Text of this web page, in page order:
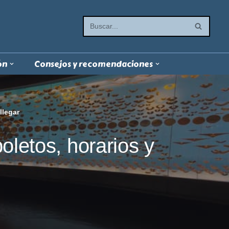
Consejos y recomendaciones
horarios y